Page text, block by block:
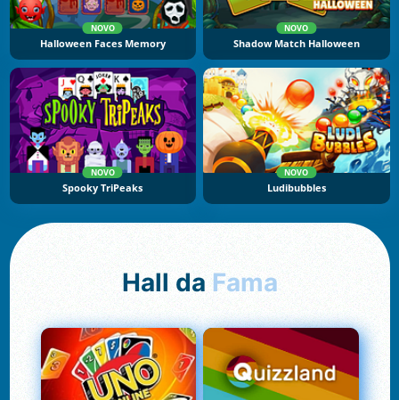
NOVO
Halloween Faces Memory
NOVO
Shadow Match Halloween
NOVO
Spooky TriPeaks
NOVO
Ludibubbles
Hall da Fama